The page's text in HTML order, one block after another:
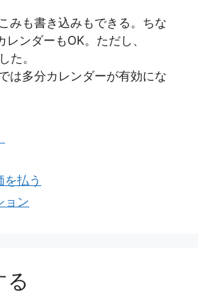
みも書き込みもできる。ちな
ンダーもOK。ただし、
た。
は多分カレンダーが有効にな
を払う
ョン
る